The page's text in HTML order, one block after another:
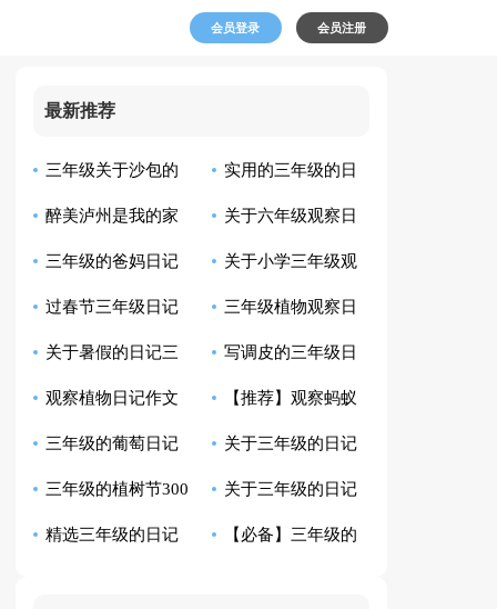
会员登录 会员注册
最新推荐
三年级关于沙包的
日记
实用的三年级的日
记作文300字集合7篇
醉美泸州是我的家
乡日记
关于六年级观察日
记锦集7篇
三年级的爸妈日记 关于小学三年级观
察日记模板集锦十篇
过春节三年级日记 三年级植物观察日
记（通用53篇）
关于暑假的日记三
年级作文300字合集5
篇
写调皮的三年级日
记
观察植物日记作文
汇总五篇
【推荐】观察蚂蚁
日记范文汇编9篇
三年级的葡萄日记
（精选7篇）
关于三年级的日记
作文300字汇编十篇
三年级的植树节300
字日记
关于三年级的日记
作文300字集锦10篇
精选三年级的日记 【必备】三年级的